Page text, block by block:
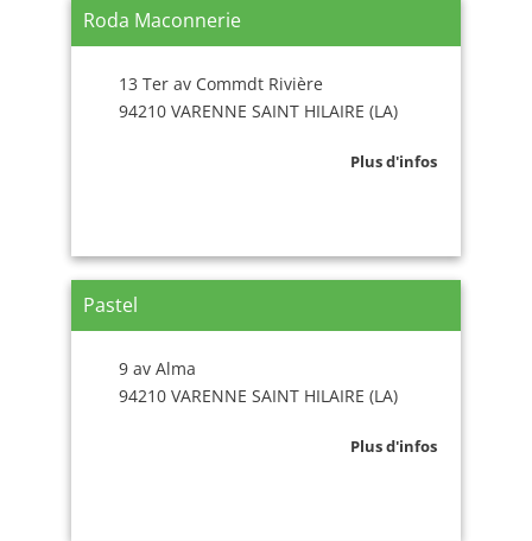
Roda Maconnerie
13 Ter av Commdt Rivière
94210 VARENNE SAINT HILAIRE (LA)
Plus d'infos
Pastel
9 av Alma
94210 VARENNE SAINT HILAIRE (LA)
Plus d'infos